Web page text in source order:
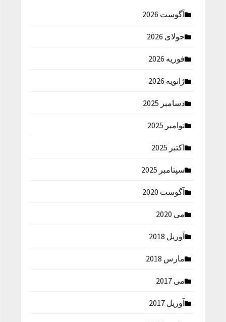
آگوست 2026
جولای 2026
فوریه 2026
ژانویه 2026
دسامبر 2025
نوامبر 2025
اکتبر 2025
سپتامبر 2025
آگوست 2020
می 2020
آوریل 2018
مارس 2018
می 2017
آوریل 2017